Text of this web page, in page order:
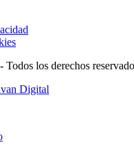
los derechos
Digital